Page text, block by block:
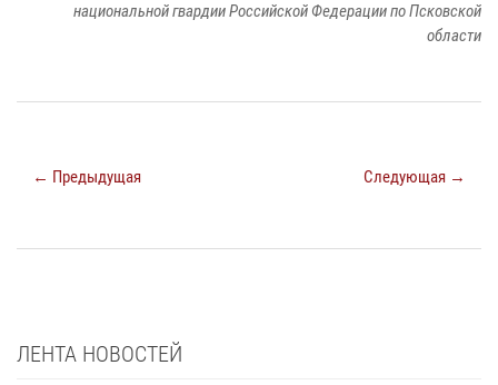
национальной гвардии Российской Федерации по Псковской
области
← Предыдущая Следующая →
ЛЕНТА НОВОСТЕЙ